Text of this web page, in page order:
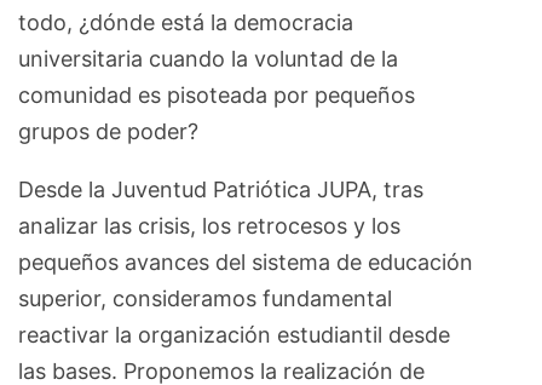
todo, ¿dónde está la democracia
universitaria cuando la voluntad de la
comunidad es pisoteada por pequeños
grupos de poder?
Desde la Juventud Patriótica JUPA, tras
analizar las crisis, los retrocesos y los
pequeños avances del sistema de educación
superior, consideramos fundamental
reactivar la organización estudiantil desde
las bases. Proponemos la realización de